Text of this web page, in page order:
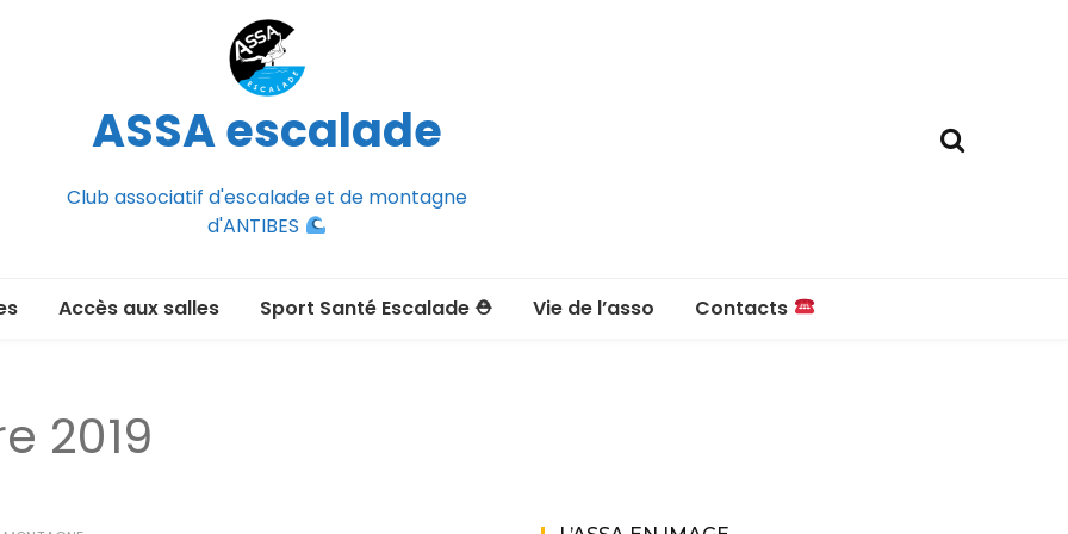
ASSA escalade
Club associatif d'escalade et de montagne
d'ANTIBES
Section Montagne
FFCAM)
Accès aux salles Sport Santé Escalade ⛑ Vie de l’asso
Questions fréquentes
Contacts
2019